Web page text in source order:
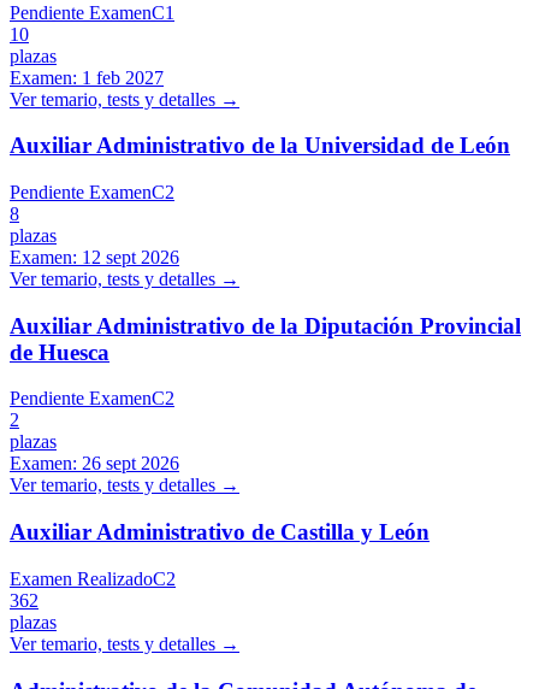
Pendiente ExamenC1
10
plazas
Examen: 1 feb 2027
Ver temario, tests y detalles →
Auxiliar Administrativo de la Universidad de León
Pendiente ExamenC2
8
plazas
Examen: 12 sept 2026
Ver temario, tests y detalles →
Auxiliar Administrativo de la Diputación Provincial
de Huesca
Pendiente ExamenC2
2
plazas
Examen: 26 sept 2026
Ver temario, tests y detalles →
Auxiliar Administrativo de Castilla y León
Examen RealizadoC2
362
plazas
Ver temario, tests y detalles →